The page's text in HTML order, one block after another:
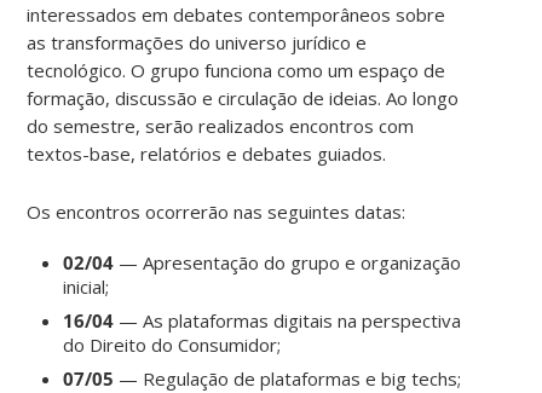
interessados em debates contemporâneos sobre
as transformações do universo jurídico e
tecnológico. O grupo funciona como um espaço de
formação, discussão e circulação de ideias. Ao longo
do semestre, serão realizados encontros com
textos-base, relatórios e debates guiados.
Os encontros ocorrerão nas seguintes datas:
02/04 — Apresentação do grupo e organização
inicial;
16/04 — As plataformas digitais na perspectiva
do Direito do Consumidor;
07/05 — Regulação de plataformas e big techs;